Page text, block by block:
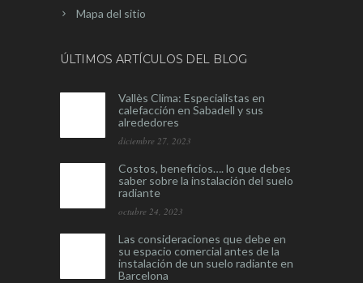
Mapa del sitio
ÚLTIMOS ARTÍCULOS DEL BLOG
Vallès Clima: Especialistas en
calefacción en Sabadell y sus
alrededores
diciembre 27, 2023
Costos, beneficios…. lo que debes
saber sobre la instalación del suelo
radiante
octubre 24, 2023
Las consideraciones que debe en
su espacio comercial antes de la
instalación de un suelo radiante en
Barcelona